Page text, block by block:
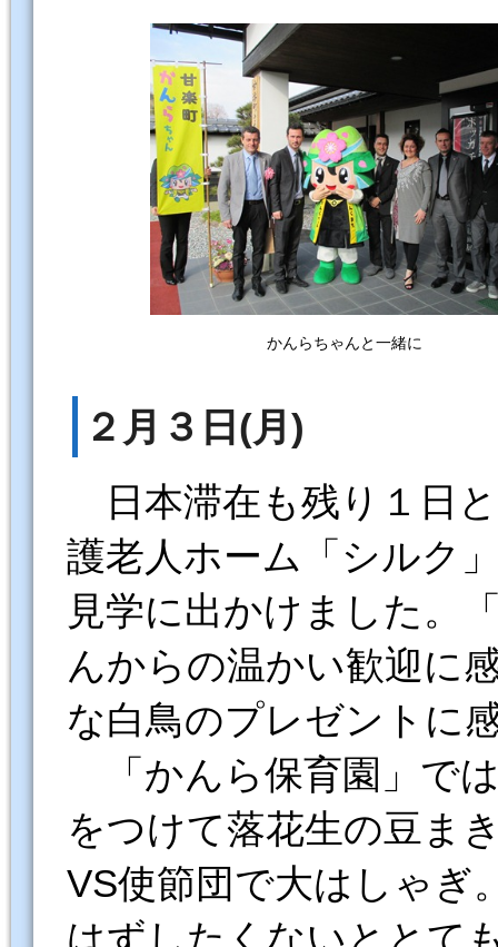
かんらちゃんと一緒に
２月３日(月)
日本滞在も残り１日
護老人ホーム「シルク
見学に出かけました。
んからの温かい歓迎に
な白鳥のプレゼントに
「かんら保育園」で
をつけて落花生の豆ま
VS使節団で大はしゃぎ
はずしたくないととて